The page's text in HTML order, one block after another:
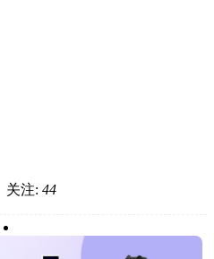
关注: 44